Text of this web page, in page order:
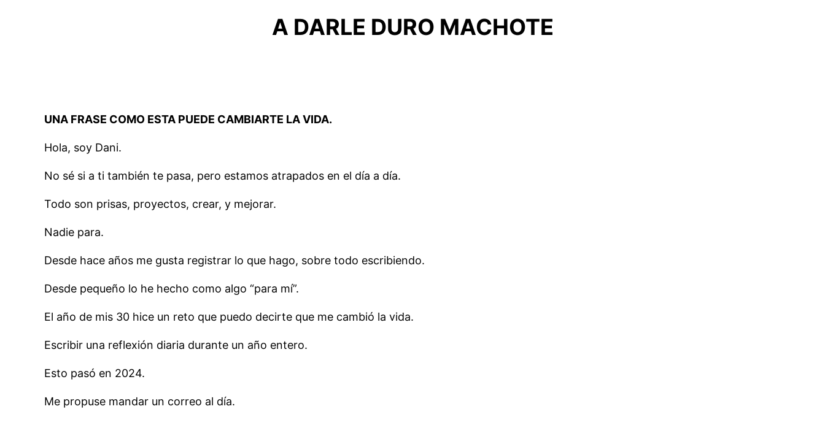
A DARLE DURO MACHOTE
UNA FRASE COMO ESTA PUEDE CAMBIARTE LA VIDA.
Hola, soy Dani.
No sé si a ti también te pasa, pero estamos atrapados en el día a día.
Todo son prisas, proyectos, crear, y mejorar.
Nadie para.
Desde hace años me gusta registrar lo que hago, sobre todo escribiendo.
Desde pequeño lo he hecho como algo “para mí”.
El año de mis 30 hice un reto que puedo decirte que me cambió la vida.
Escribir una reflexión diaria durante un año entero.
Esto pasó en 2024.
Me propuse mandar un correo al día.